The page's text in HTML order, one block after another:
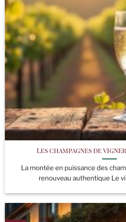
Les champagnes de
La montée en puissance des
renouveau authentique Le